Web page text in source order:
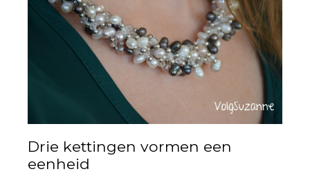
Drie kettingen vormen een
eenheid